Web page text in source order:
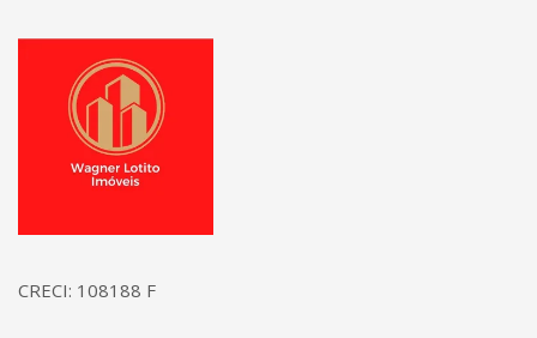
Página inicial
CRECI: 108188 F